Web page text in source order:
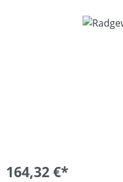
Bildergalerie
164,32 €*